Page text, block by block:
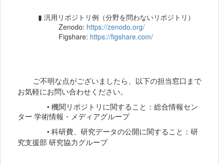
▮ 汎用リポジトリ例（分野を問わないリポジトリ）
Zenodo: https://zenodo.org/
Figshare: https://figshare.com/
ご不明な点がございましたら、以下の担当窓口まで
お気軽にお問い合わせください。
• 機関リポジトリに関すること：総合情報セン
ター 学術情報・メディアグループ
• 科研費、研究データの公開に関すること：研
究支援部 研究協力グループ